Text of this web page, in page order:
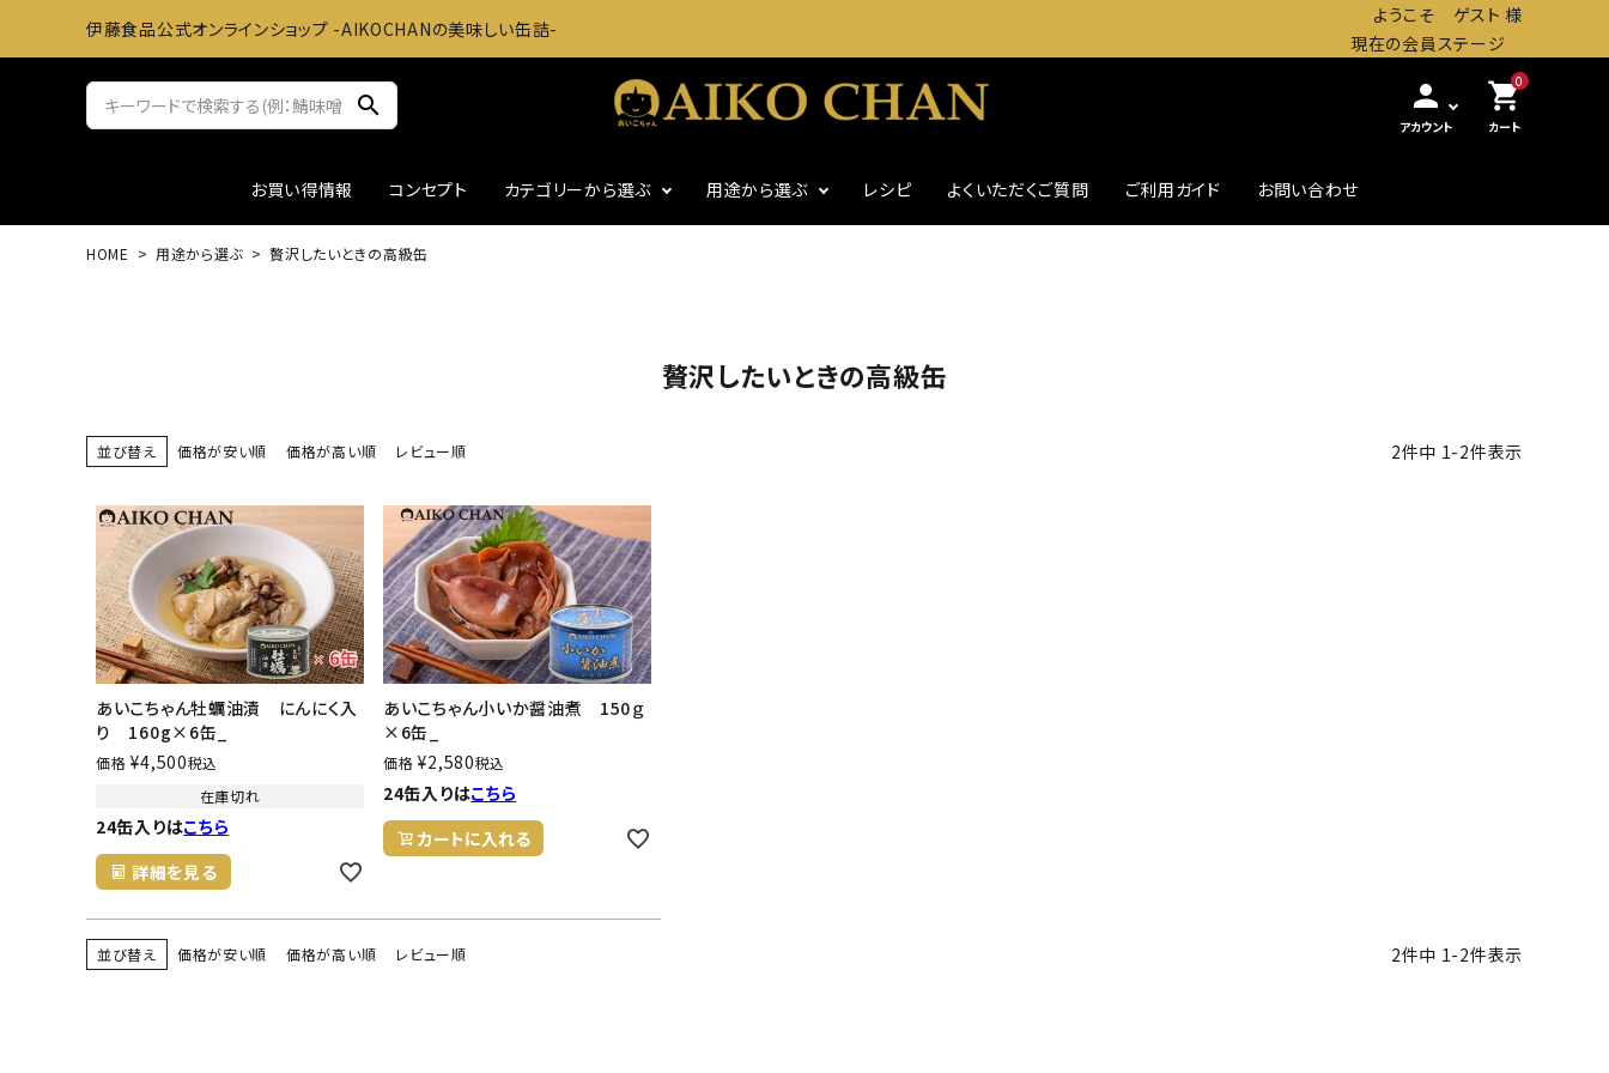
伊藤食品公式オンラインショップ -AIKOCHANの美味しい缶詰-
ようこそ ゲスト 様
現在の会員ステージ
search person
アカウント
0
shopping_cart
カート
お買い得情報 コンセプト カテゴリーから選ぶ
食塩不使用
用途から選ぶ
ギフト
レシピ よくいただくご質問 ご利用ガイド お問い合わせ
HOME 用途から選ぶ 贅沢したいときの高級缶
贅沢したいときの高級缶
並び替え 価格が安い順 価格が高い順 レビュー順 2件中 1-2件表示
あいこちゃん牡蠣油漬 にんにく入
り 160g×6缶_
価格 ¥4,500税込
在庫切れ
24缶入りはこちら
詳細を見る
あいこちゃん小いか醤油煮 150ｇ
×6缶_
価格 ¥2,580税込
24缶入りはこちら
カートに入れる
並び替え 価格が安い順 価格が高い順 レビュー順 2件中 1-2件表示